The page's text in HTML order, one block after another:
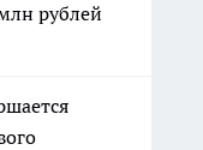
рублей